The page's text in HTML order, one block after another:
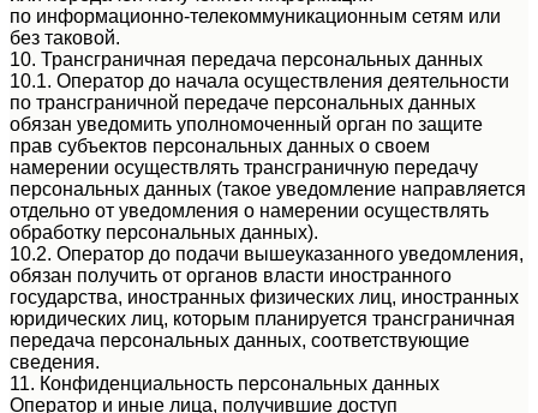
по информационно-телекоммуникационным сетям или
без таковой.
10. Трансграничная передача персональных данных
10.1. Оператор до начала осуществления деятельности
по трансграничной передаче персональных данных
обязан уведомить уполномоченный орган по защите
прав субъектов персональных данных о своем
намерении осуществлять трансграничную передачу
персональных данных (такое уведомление направляется
отдельно от уведомления о намерении осуществлять
обработку персональных данных).
10.2. Оператор до подачи вышеуказанного уведомления,
обязан получить от органов власти иностранного
государства, иностранных физических лиц, иностранных
юридических лиц, которым планируется трансграничная
передача персональных данных, соответствующие
сведения.
11. Конфиденциальность персональных данных
Оператор и иные лица, получившие доступ